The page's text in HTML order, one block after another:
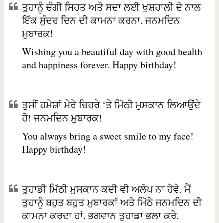
ਤੁਹਾਨੂੰ ਚੰਗੀ ਸਿਹਤ ਅਤੇ ਸਦਾ ਲਈ ਖੁਸ਼ਹਾਲੀ ਦੇ ਨਾਲ
ਇੱਕ ਸੁੰਦਰ ਦਿਨ ਦੀ ਕਾਮਨਾ ਕਰਨਾ. ਜਨਮਦਿਨ
ਮੁਬਾਰਕ!
Wishing you a beautiful day with good health
and happiness forever. Happy birthday!
ਤੁਸੀਂ ਹਮੇਸ਼ਾਂ ਮੇਰੇ ਚਿਹਰੇ ‘ਤੇ ਮਿੱਠੀ ਮੁਸਕਾਨ ਲਿਆਉਂਦੇ
ਹੋ! ਜਨਮਦਿਨ ਮੁਬਾਰਕ!
You always bring a sweet smile to my face!
Happy birthday!
ਤੁਹਾਡੀ ਮਿੱਠੀ ਮੁਸਕਾਨ ਕਦੀ ਵੀ ਅਲੋਪ ਨਾ ਹੋਵੇ. ਮੈਂ
ਤੁਹਾਨੂੰ ਬਹੁਤ ਬਹੁਤ ਮੁਬਾਰਕਾਂ ਅਤੇ ਮਿੱਠੇ ਜਨਮਦਿਨ ਦੀ
ਕਾਮਨਾ ਕਰਦਾ ਹਾਂ. ਭਗਵਾਨ ਤੁਹਾਡਾ ਭਲਾ ਕਰੇ.